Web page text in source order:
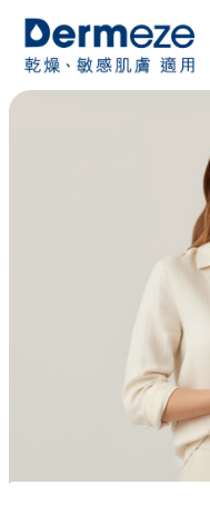
要